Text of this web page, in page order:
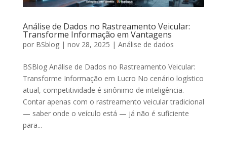
Análise de Dados no Rastreamento Veicular:
Transforme Informação em Vantagens
por BSblog| nov 28, 2025 | Análise de dados
BSBlog Análise de Dados no Rastreamento Veicular:
Transforme Informação em Lucro No cenário logístico
atual, competitividade é sinônimo de inteligência.
Contar apenas com o rastreamento veicular tradicional
— saber onde o veículo está — já não é suficiente
para...